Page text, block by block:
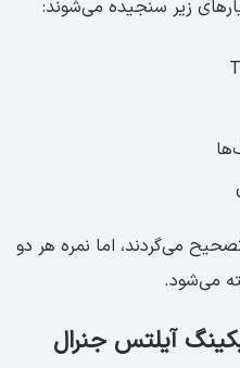
زیر سنجیده می‌شوند:
مجزا تصحیح می‌گردند، اما نمره هر دو
می‌شود.
آیلتس جنرال